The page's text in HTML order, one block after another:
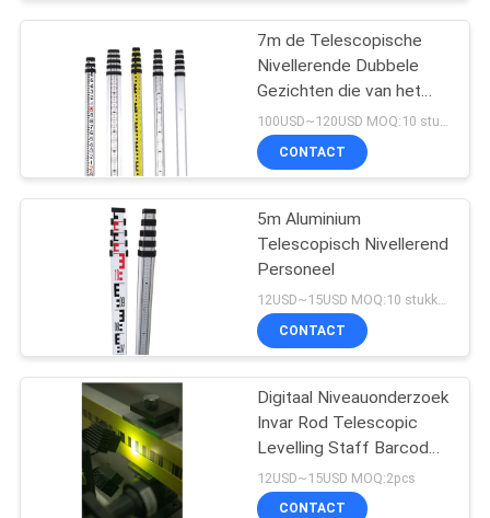
7m de Telescopische
Nivellerende Dubbele
Gezichten die van het
Personeelsaluminium
Staven nivelleren
CONTACT
5m Aluminium
Telescopisch Nivellerend
Personeel
CONTACT
Digitaal Niveauonderzoek
Invar Rod Telescopic
Levelling Staff Barcoded
3m
12USD~15USD MOQ:2pcs
CONTACT